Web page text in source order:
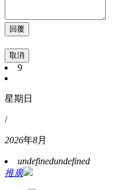
取消
9
星期日
/
2026年8月
undefinedundefined
推廣